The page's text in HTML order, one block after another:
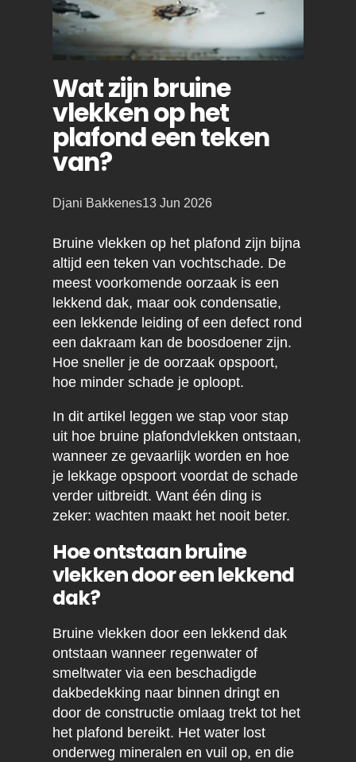
Wat zijn bruine
vlekken op het
plafond een teken
van?
Posted
Djani Bakkenes13 Jun 2026
Bruine vlekken op het plafond zijn bijna
altijd een teken van vochtschade. De
meest voorkomende oorzaak is een
lekkend dak, maar ook condensatie,
een lekkende leiding of een defect rond
een dakraam kan de boosdoener zijn.
Hoe sneller je de oorzaak opspoort,
hoe minder schade je oploopt.
In dit artikel leggen we stap voor stap
uit hoe bruine plafondvlekken ontstaan,
wanneer ze gevaarlijk worden en hoe
je lekkage opspoort voordat de schade
verder uitbreidt. Want één ding is
zeker: wachten maakt het nooit beter.
Hoe ontstaan bruine
vlekken door een lekkend
dak?
Bruine vlekken door een lekkend dak
ontstaan wanneer regenwater of
smeltwater via een beschadigde
dakbedekking naar binnen dringt en
door de constructie omlaag trekt tot het
het plafond bereikt. Het water lost
onderweg mineralen en vuil op, en die